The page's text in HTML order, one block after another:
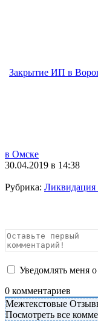
Закрытие ИП в
в Омске
30.04.2019 в 14:38
Рубрика:
Уведомлять меня
0 комментариев
Межтекстовые
Посмотреть все